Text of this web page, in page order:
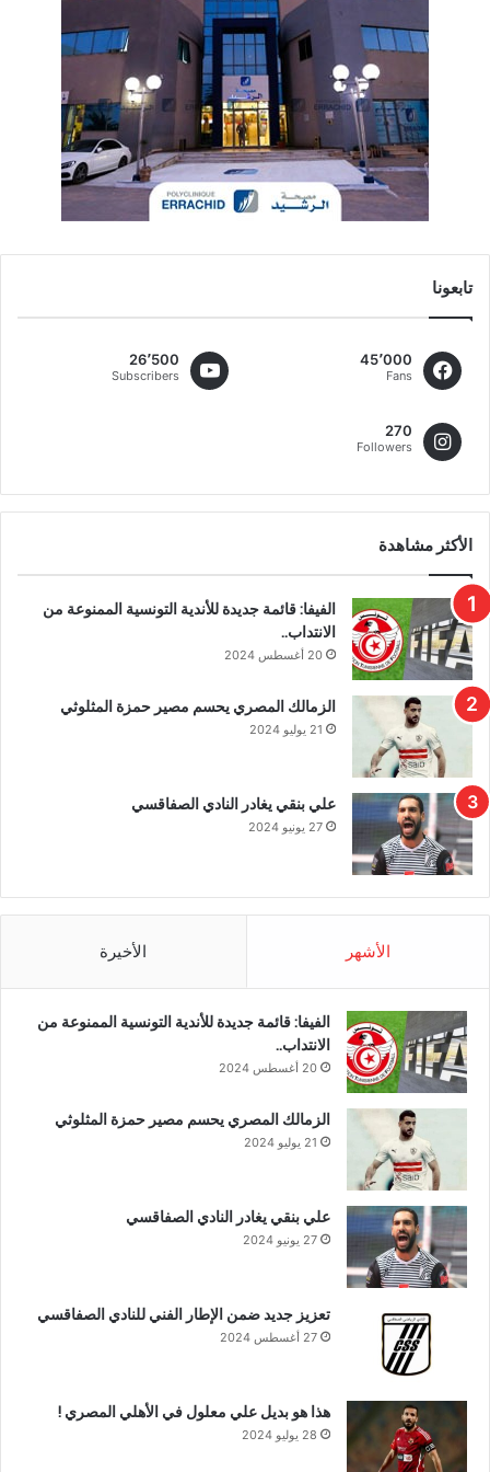
تابعونا
45٬000
Fans
26٬500
Subscribers
270
Followers
الأكثر مشاهدة
الفيفا: قائمة جديدة للأندية التونسية الممنوعة من
الانتداب..
20 أغسطس 2024
الزمالك المصري يحسم مصير حمزة المثلوثي
21 يوليو 2024
علي بنقي يغادر النادي الصفاقسي
27 يونيو 2024
الأشهر الأخيرة
الفيفا: قائمة جديدة للأندية التونسية الممنوعة من
الانتداب..
20 أغسطس 2024
الزمالك المصري يحسم مصير حمزة المثلوثي
21 يوليو 2024
علي بنقي يغادر النادي الصفاقسي
27 يونيو 2024
تعزيز جديد ضمن الإطار الفني للنادي الصفاقسي
27 أغسطس 2024
هذا هو بديل علي معلول في الأهلي المصري !
28 يوليو 2024